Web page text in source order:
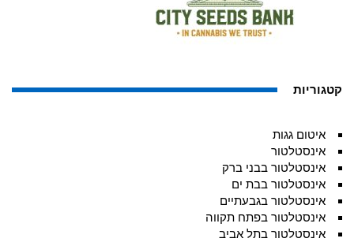
קטגוריות
איטום גגות
אינסטלטור
אינסטלטור בבני ברק
אינסטלטור בבת ים
אינסטלטור בגבעתיים
אינסטלטור בפתח תקווה
אינסטלטור בתל אביב